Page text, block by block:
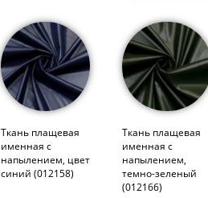
Ткань плащевая
именная с
напылением, цвет
синий (012158)
Ткань плащевая
именная с
напылением,
темно-зеленый
(012166)